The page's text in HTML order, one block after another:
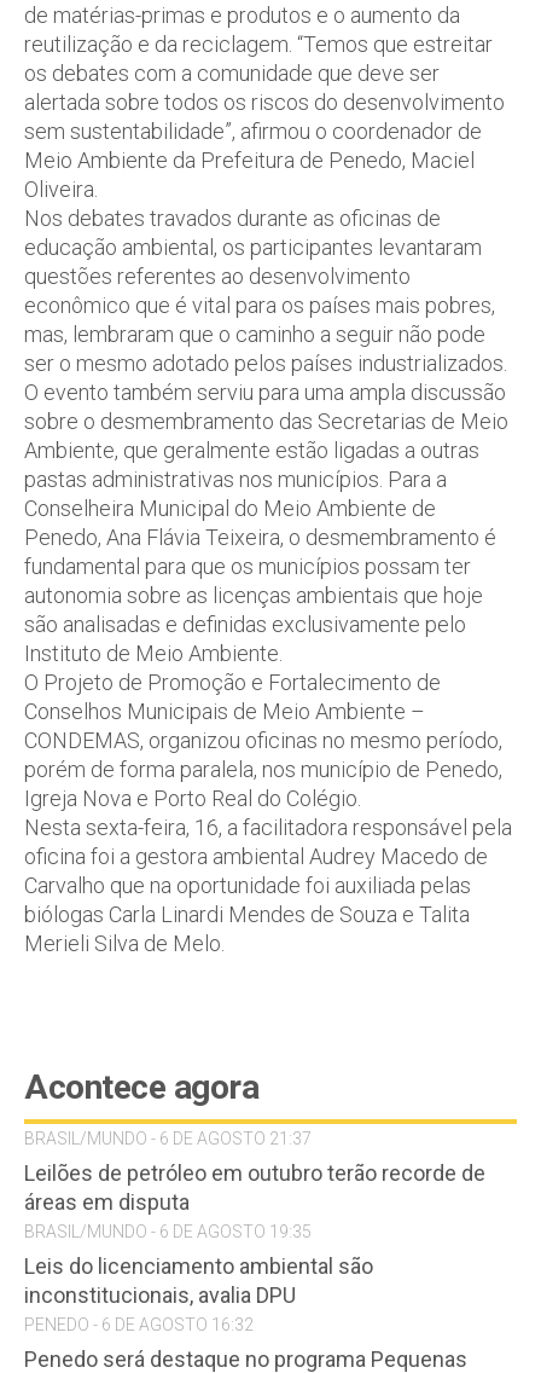
de matérias-primas e produtos e o aumento da
reutilização e da reciclagem. “Temos que estreitar
os debates com a comunidade que deve ser
alertada sobre todos os riscos do desenvolvimento
sem sustentabilidade”, afirmou o coordenador de
Meio Ambiente da Prefeitura de Penedo, Maciel
Oliveira.
Nos debates travados durante as oficinas de
educação ambiental, os participantes levantaram
questões referentes ao desenvolvimento
econômico que é vital para os países mais pobres,
mas, lembraram que o caminho a seguir não pode
ser o mesmo adotado pelos países industrializados.
O evento também serviu para uma ampla discussão
sobre o desmembramento das Secretarias de Meio
Ambiente, que geralmente estão ligadas a outras
pastas administrativas nos municípios. Para a
Conselheira Municipal do Meio Ambiente de
Penedo, Ana Flávia Teixeira, o desmembramento é
fundamental para que os municípios possam ter
autonomia sobre as licenças ambientais que hoje
são analisadas e definidas exclusivamente pelo
Instituto de Meio Ambiente.
O Projeto de Promoção e Fortalecimento de
Conselhos Municipais de Meio Ambiente –
CONDEMAS, organizou oficinas no mesmo período,
porém de forma paralela, nos município de Penedo,
Igreja Nova e Porto Real do Colégio.
Nesta sexta-feira, 16, a facilitadora responsável pela
oficina foi a gestora ambiental Audrey Macedo de
Carvalho que na oportunidade foi auxiliada pelas
biólogas Carla Linardi Mendes de Souza e Talita
Merieli Silva de Melo.
Acontece agora
BRASIL/MUNDO - 6 DE AGOSTO 21:37
Leilões de petróleo em outubro terão recorde de
áreas em disputa
BRASIL/MUNDO - 6 DE AGOSTO 19:35
Leis do licenciamento ambiental são
inconstitucionais, avalia DPU
PENEDO - 6 DE AGOSTO 16:32
Penedo será destaque no programa Pequenas